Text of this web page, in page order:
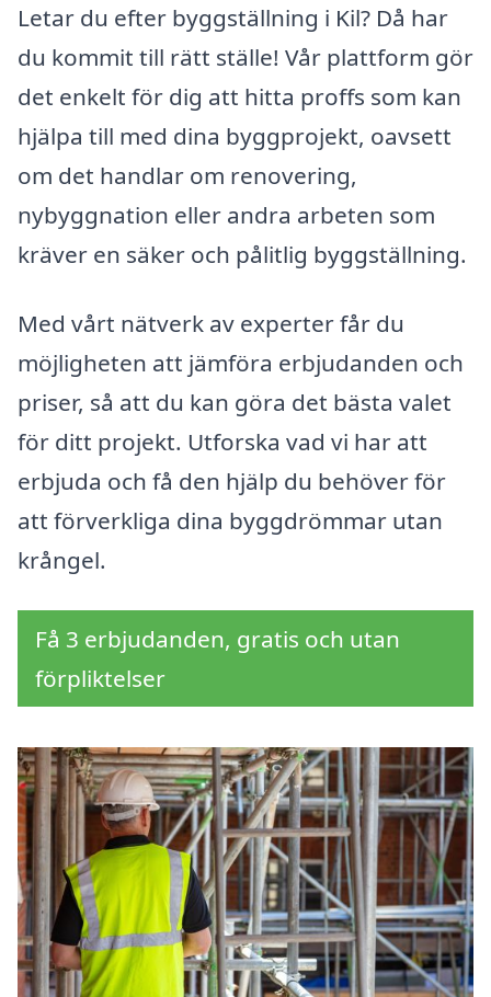
Letar du efter byggställning i Kil? Då har
du kommit till rätt ställe! Vår plattform gör
det enkelt för dig att hitta proffs som kan
hjälpa till med dina byggprojekt, oavsett
om det handlar om renovering,
nybyggnation eller andra arbeten som
kräver en säker och pålitlig byggställning.
Med vårt nätverk av experter får du
möjligheten att jämföra erbjudanden och
priser, så att du kan göra det bästa valet
för ditt projekt. Utforska vad vi har att
erbjuda och få den hjälp du behöver för
att förverkliga dina byggdrömmar utan
krångel.
Få 3 erbjudanden, gratis och utan
förpliktelser